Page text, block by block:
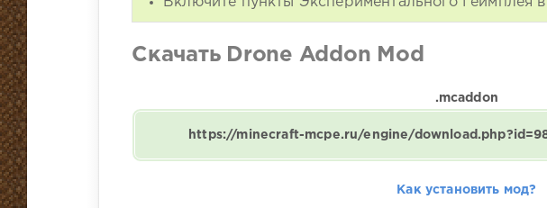
Скачать Drone Addon Mod
.mcaddon
https://minecraft-mcpe.ru/engine/
Как установить мод?